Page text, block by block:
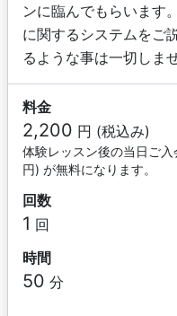
ンに臨んでもらいます
に関するシステムをご
るような事は一切しませ
料金
2,200 円 (税込み)
体験レッスン後の当日ご
円) が無料になります。
回数
1 回
時間
50 分